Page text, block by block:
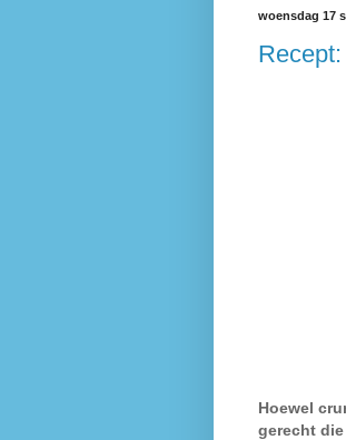
woensdag 17
Hoewel
gerecht